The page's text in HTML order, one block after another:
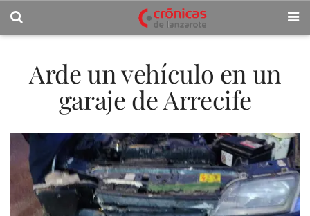
Arde un vehículo en un
garaje de Arrecife